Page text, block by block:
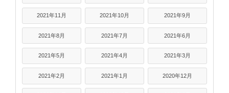
2021年11月 2021年10月 2021年9月
2021年8月 2021年7月 2021年6月
2021年5月 2021年4月 2021年3月
2021年2月 2021年1月 2020年12月